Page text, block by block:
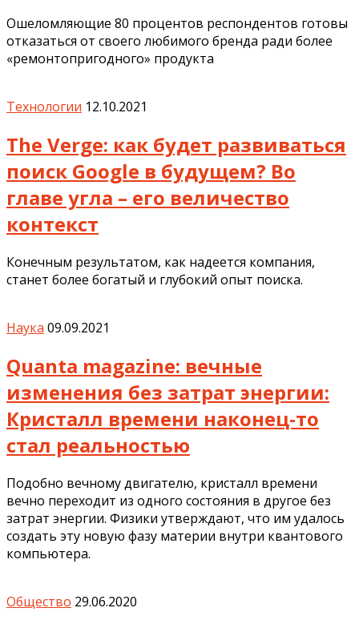
Ошеломляющие 80 процентов респондентов готовы
отказаться от своего любимого бренда ради более
«ремонтопригодного» продукта
Технологии 12.10.2021
The Verge: как будет развиваться
поиск Google в будущем? Во
главе угла – его величество
контекст
Конечным результатом, как надеется компания,
станет более богатый и глубокий опыт поиска.
Наука 09.09.2021
Quanta magazine: вечные
изменения без затрат энергии:
Кристалл времени наконец-то
стал реальностью
Подобно вечному двигателю, кристалл времени
вечно переходит из одного состояния в другое без
затрат энергии. Физики утверждают, что им удалось
создать эту новую фазу материи внутри квантового
компьютера.
Общество 29.06.2020